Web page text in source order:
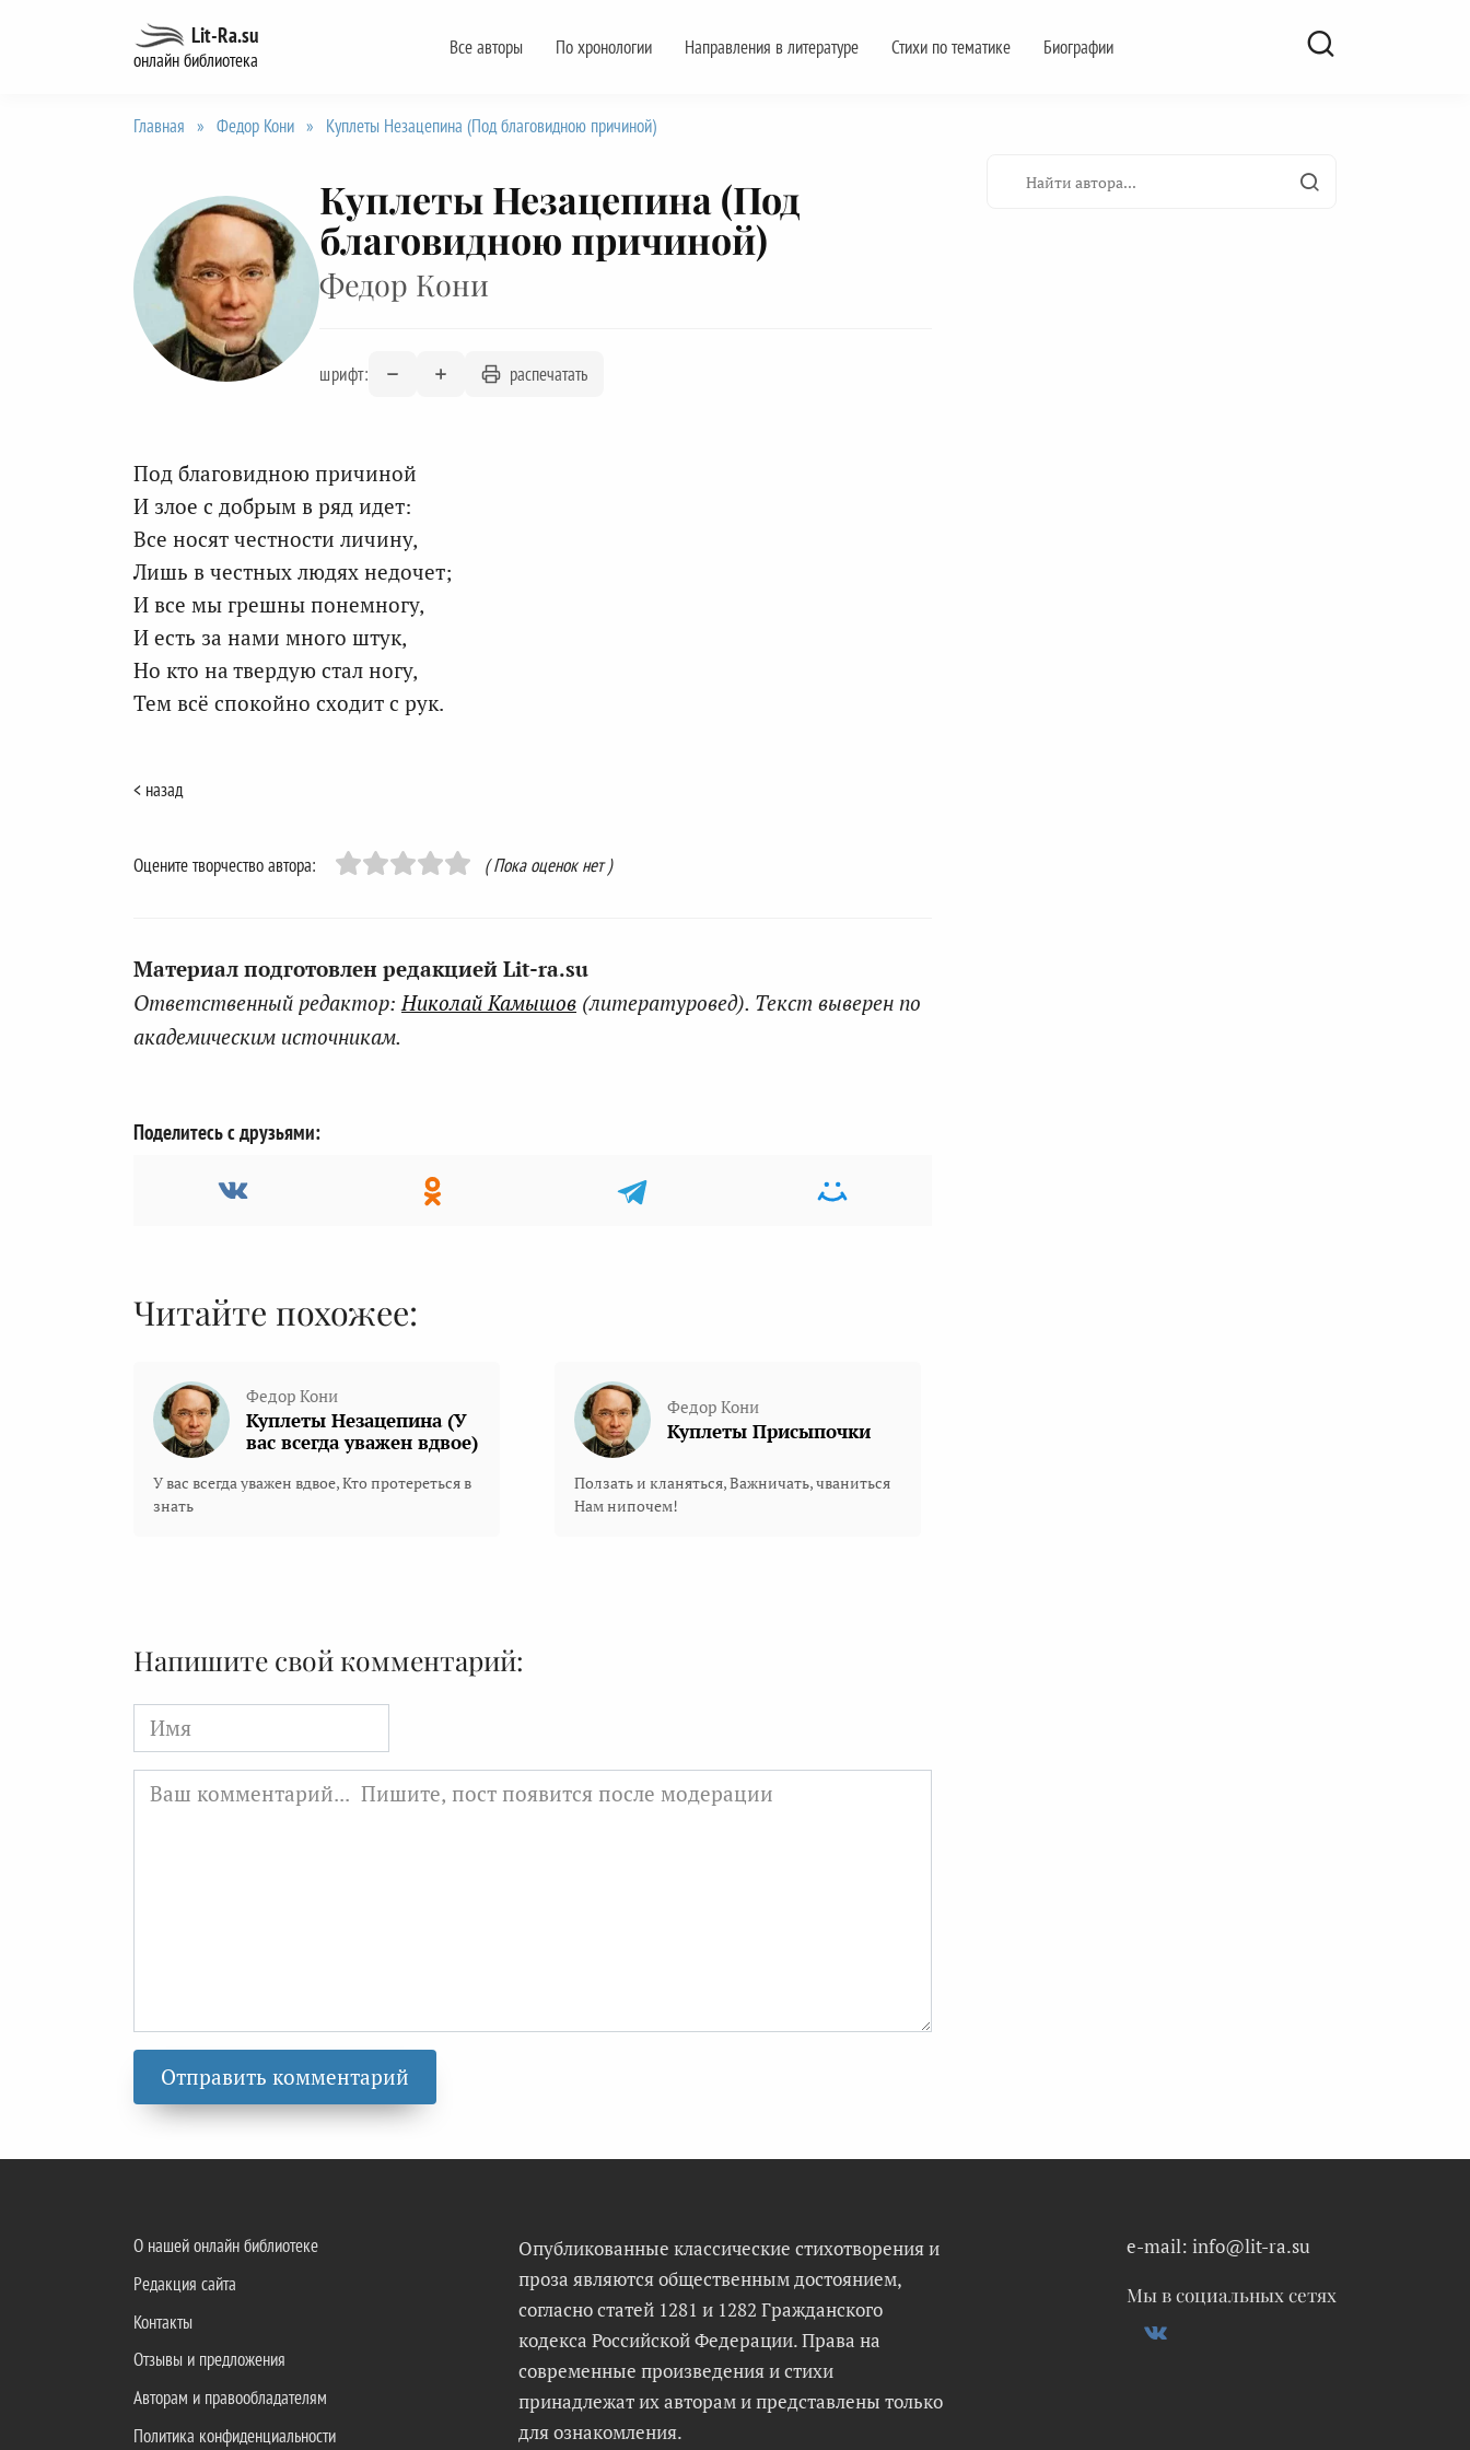
Lit-Ra.su
онлайн библиотека
Все авторы По хронологии Направления в литературе Стихи по тематике Биографии
Главная » Федор Кони » Куплеты Незацепина (Под благовидною причиной)
Куплеты Незацепина (Под
благовидною причиной)
Федор Кони
шрифт: распечатать
Под благовидною причиной
И злое с добрым в ряд идет:
Все носят честности личину,
Лишь в честных людях недочет;
И все мы грешны понемногу,
И есть за нами много штук,
Но кто на твердую стал ногу,
Тем всё спокойно сходит с рук.
< назад
Оцените творчество автора: ( Пока оценок нет )
Материал подготовлен редакцией Lit-ra.su
Ответственный редактор:Николай Камышов (литературовед). Текст выверен по
академическим источникам.
Поделитесь с друзьями:
Читайте похожее:
Федор Кони
Куплеты Незацепина (У
вас всегда уважен вдвое)
У вас всегда уважен вдвое, Кто протереться в
знать
Федор Кони
Куплеты Присыпочки
Ползать и кланяться, Важничать, чваниться
Нам нипочем!
Напишите свой комментарий:
Имя
О нашей онлайн библиотеке
Редакция сайта
Контакты
Отзывы и предложения
Авторам и правообладателям
Политика конфиденциальности
Опубликованные классические стихотворения и
проза являются общественным достоянием,
согласно статей 1281 и 1282 Гражданского
кодекса Российской Федерации. Права на
современные произведения и стихи
принадлежат их авторам и представлены только
для ознакомления.
e-mail: info@lit-ra.su
Мы в социальных сетях